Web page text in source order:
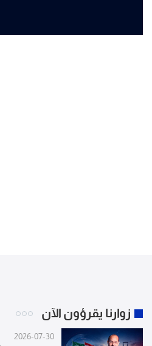
زوارنا يقرؤون الآن
2026-07-30